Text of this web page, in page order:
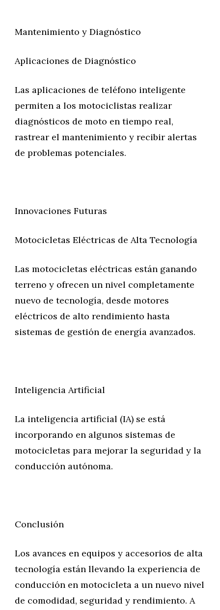
Mantenimiento y Diagnóstico
Aplicaciones de Diagnóstico
Las aplicaciones de teléfono inteligente
permiten a los motociclistas realizar
diagnósticos de moto en tiempo real,
rastrear el mantenimiento y recibir alertas
de problemas potenciales.
Innovaciones Futuras
Motocicletas Eléctricas de Alta Tecnología
Las motocicletas eléctricas están ganando
terreno y ofrecen un nivel completamente
nuevo de tecnología, desde motores
eléctricos de alto rendimiento hasta
sistemas de gestión de energía avanzados.
Inteligencia Artificial
La inteligencia artificial (IA) se está
incorporando en algunos sistemas de
motocicletas para mejorar la seguridad y la
conducción autónoma.
Conclusión
Los avances en equipos y accesorios de alta
tecnología están llevando la experiencia de
conducción en motocicleta a un nuevo nivel
de comodidad, seguridad y rendimiento. A